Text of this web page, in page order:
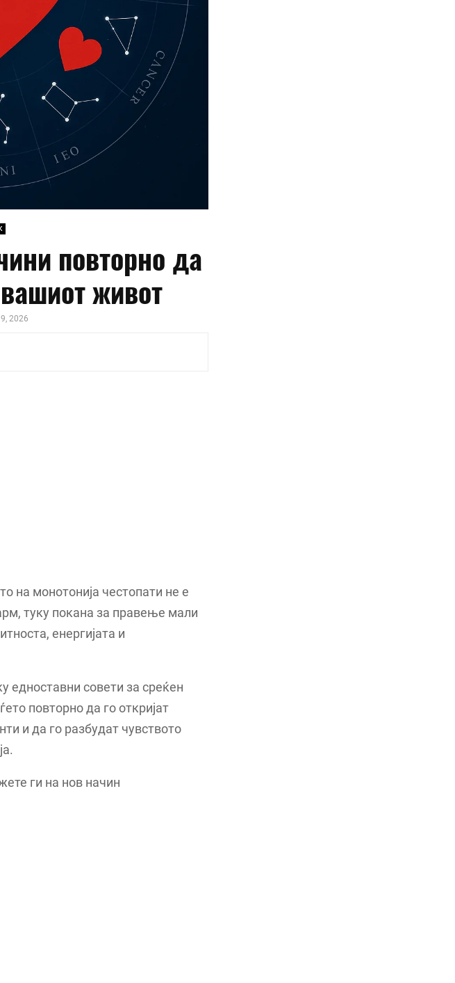
повторно да
живот
2026
на монотонија честопати не е
туку покана за правење мали
енергијата и
едноставни совети за среќен
повторно да го откријат
и да го разбудат чувството
ги на нов начин